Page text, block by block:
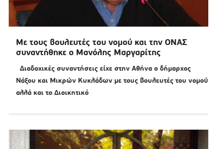
Με τους βουλευτές του νομού και την ΟΝΑΣ
συναντήθηκε ο Μανόλης Μαργαρίτης
Διαδοχικές συναντήσεις είχε στην Αθήνα ο δήμαρχος
Νάξου και Μικρών Κυκλάδων με τους βουλευτές του νομού
αλλά και το Διοικητικό